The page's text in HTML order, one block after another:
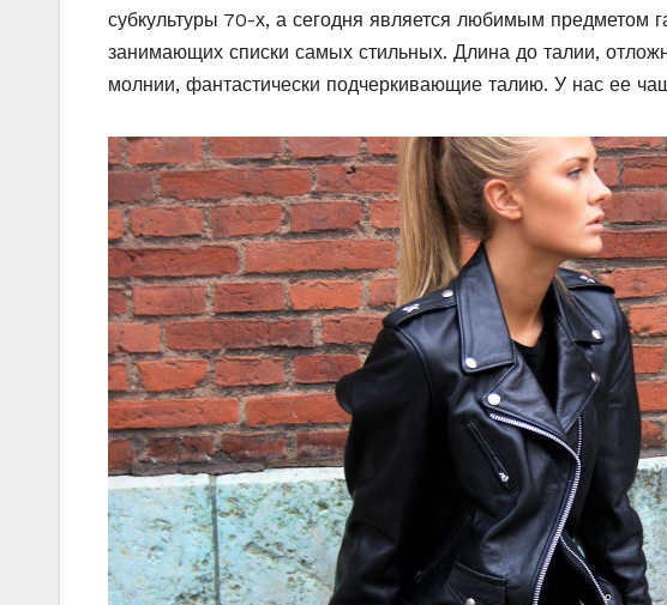
субкультуры 70-х, а сегодня является любимым предметом
занимающих списки самых стильных. Длина до талии,
молнии, фантастически подчеркивающие талию. У нас ее